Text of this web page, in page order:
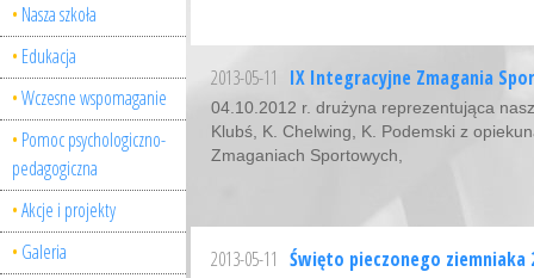
Nasza szkoła
Edukacja
Wczesne wspomaganie
Pomoc psychologiczno-
pedagogiczna
Akcje i projekty
Galeria
2013-05-11 IX Integracyjne Zmagania
04.10.2012 r. drużyna reprezentująca
Klubś, K. Chelwing, K. Podemski z
Zmaganiach Sportowych,
2013-05-11 Święto pieczonego ziemniaka